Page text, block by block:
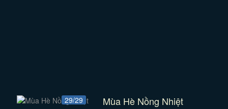
29/29 Mùa Hè Nồng Nhiệt